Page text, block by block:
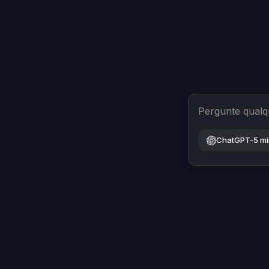
Pergunte
ChatGPT-5